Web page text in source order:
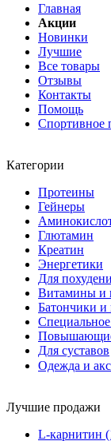
Главная
Акции
Новинки
Лучшие
Все товары
Отзывы
Контакты
Помощь
Спортивное
Категории
Протеины
Гейнеры
Глютамин
Креатин
Энергетики
Для
Витамины и
Батончики и
Повышающие
Для суставов
Одежда и
Лучшие продажи
L-карнитин